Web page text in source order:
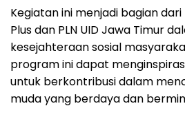
Kegiatan ini menjadi bagian
Plus dan PLN UID Jawa Timur
kesejahteraan sosial
program ini dapat
untuk berkontribusi dalam
muda yang berdaya dan